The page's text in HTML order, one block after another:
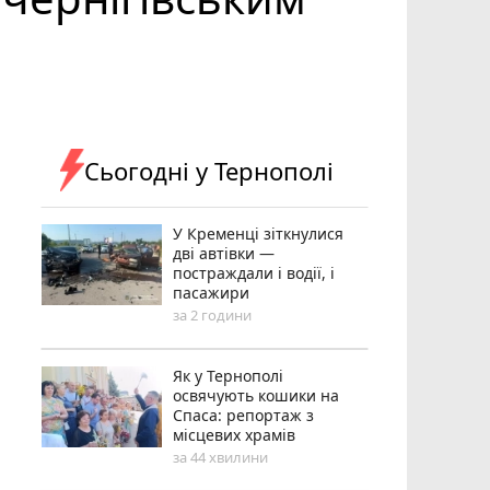
Сьогодні у Тернополі
У Кременці зіткнулися
дві автівки —
постраждали і водії, і
пасажири
за 2 години
Як у Тернополі
освячують кошики на
Спаса: репортаж з
місцевих храмів
за 44 хвилини